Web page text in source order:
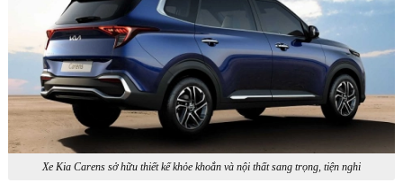
Xe Kia Carens sở hữu thiết kế khỏe khoắn và nội thất sang trọng, tiện nghi